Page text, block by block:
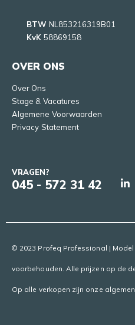
BTW NL853216319B01
KvK 58869158
OVER ONS
Over Ons
Stage & Vacatures
Algemene Voorwaarden
Privacy Statement
VRAGEN?
045 - 572 31 42
© 2023 Profeq Professional |
voorbehouden. Alle prijzen op de
Op alle verkopen zijn onze